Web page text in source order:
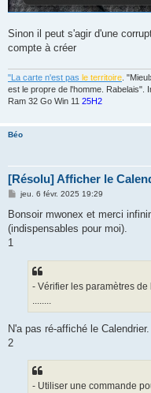
Sinon il peut s'agir d'une
compte à créer
"La carte n'est pas le territoire .
est le propre de l'homme. Rabelais".
Ram 32 Go Win 11 25H2
Béo
[Résolu] Afficher le
M
s
a
jeu. 6 févr. 2025 19:29
Bonsoir mwonex et merci
(indispensables pour moi).
1
- Vérifier les paramètres
N'a pas ré-affiché le Calendrier.
2
- Utiliser une commande